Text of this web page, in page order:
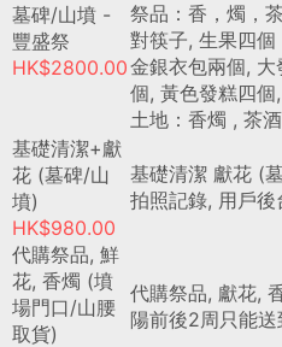
墓碑/山墳 -
豐盛祭
HK$2800.00
祭品：香，燭，
對筷子, 生果四個
金銀衣包兩個,
個, 黃色發糕四
土地：香燭 , 茶
基礎清潔+獻
花 (墓碑/山
墳)
HK$980.00
基礎清潔 獻花 (
拍照記錄, 用戶後
代購祭品, 鮮
花, 香燭 (墳
場門口/山腰
取貨)
代購祭品, 獻花,
陽前後2周只能